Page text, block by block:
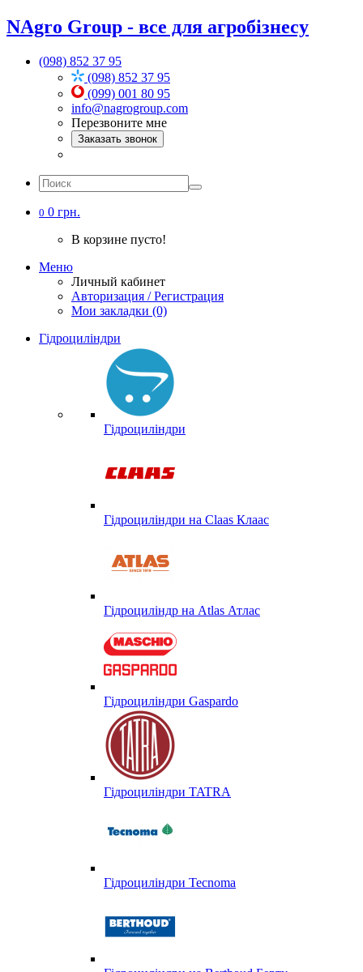
NAgro Group - все для агробізнесу
(098) 852 37 95
(098) 852 37 95
(099) 001 80 95
info@nagrogroup.com
Перезвоните мне
Заказать звонок
0 0 грн.
В корзине пусто!
Меню
Личный кабинет
Авторизация / Регистрация
Мои закладки (0)
Гідроциліндри
Гідроциліндри
Гідроциліндри на Claas Клаас
Гідроциліндр на Atlas Атлас
Гідроциліндри Gaspardo
Гідроциліндри TATRA
Гідроциліндри Tecnoma